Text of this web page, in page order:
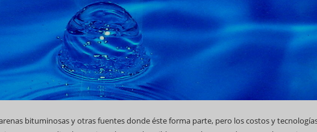
bituminosas y otras fuentes donde éste forma parte, pero los costos y